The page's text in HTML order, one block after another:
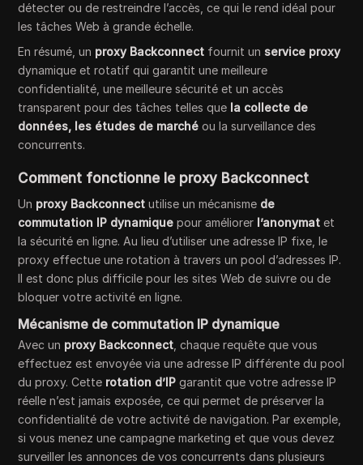
détecter ou de restreindre l’accès, ce qui le rend idéal pour
les tâches Web à grande échelle.
En résumé, un proxy Backconnect fournit un service proxy
dynamique et rotatif qui garantit une meilleure
confidentialité, une meilleure sécurité et un accès
transparent pour des tâches telles que la collecte de
données, les études de marché ou la surveillance des
concurrents.
Comment fonctionne le proxy Backconnect
Un proxy Backconnect utilise un mécanisme de
commutation IP dynamique pour améliorer l’anonymat et
la sécurité en ligne. Au lieu d’utiliser une adresse IP fixe, le
proxy effectue une rotation à travers un pool d’adresses IP.
Il est donc plus difficile pour les sites Web de suivre ou de
bloquer votre activité en ligne.
Mécanisme de commutation IP dynamique
Avec un proxy Backconnect , chaque requête que vous
effectuez est envoyée via une adresse IP différente du pool
du proxy. Cette rotation d’IP garantit que votre adresse IP
réelle n’est jamais exposée, ce qui permet de préserver la
confidentialité de votre activité de navigation. Par exemple,
si vous menez une campagne marketing et que vous devez
surveiller les annonces de vos concurrents dans plusieurs